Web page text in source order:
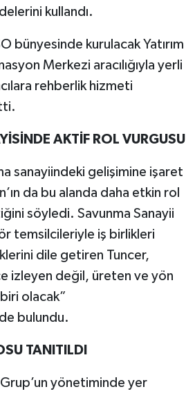
kullandı.
bünyesinde kurulacak Yatırım
Merkezi aracılığıyla yerli
rehberlik hizmeti
AKTİF ROL VURGUSU
sanayiindeki gelişimine işaret
da bu alanda daha etkin rol
söyledi. Savunma Sanayii
temsilcileriyle iş birlikleri
dile getiren Tuncer,
izleyen değil, üreten ve yön
olacak”
bulundu.
TANITILDI
yönetiminde yer